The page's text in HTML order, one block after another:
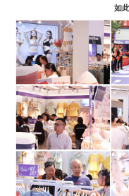
如